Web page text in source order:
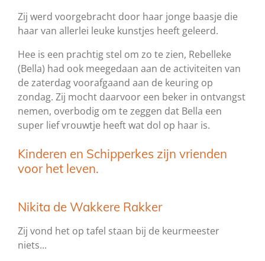
Zij werd voorgebracht door haar jonge baasje die
haar van allerlei leuke kunstjes heeft geleerd.
Hee is een prachtig stel om zo te zien, Rebelleke
(Bella) had ook meegedaan aan de activiteiten van
de zaterdag voorafgaand aan de keuring op
zondag. Zij mocht daarvoor een beker in ontvangst
nemen, overbodig om te zeggen dat Bella een
super lief vrouwtje heeft wat dol op haar is.
Kinderen en Schipperkes zijn vrienden
voor het leven.
Nikita de Wakkere Rakker
Zij vond het op tafel staan bij de keurmeester
niets...